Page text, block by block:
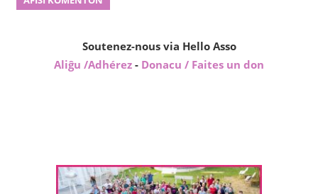
Soutenez-nous via Hello Asso
Aliĝu /Adhérez - Donacu / Faites un don